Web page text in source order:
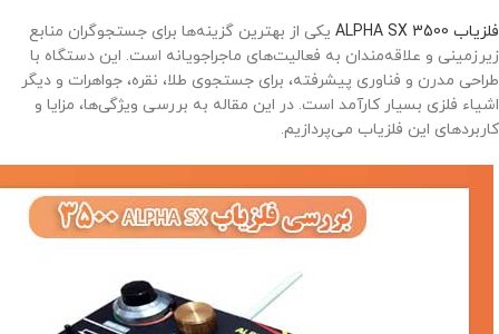
فلزیاب ALPHA SX 3500
یکی از بهترین گزینه‌ها برای جستجوگران منابع
زیرزمینی و علاقه‌مندان به فعالیت‌های ماجراجویانه است. این دستگاه با
طراحی مدرن و فناوری پیشرفته، برای جستجوی طلا، نقره، جواهرات و دیگر
اشیاء فلزی بسیار کارآمد است. در این مقاله به بررسی ویژگی‌ها، مزایا و
کاربردهای این فلزیاب می‌پردازیم.